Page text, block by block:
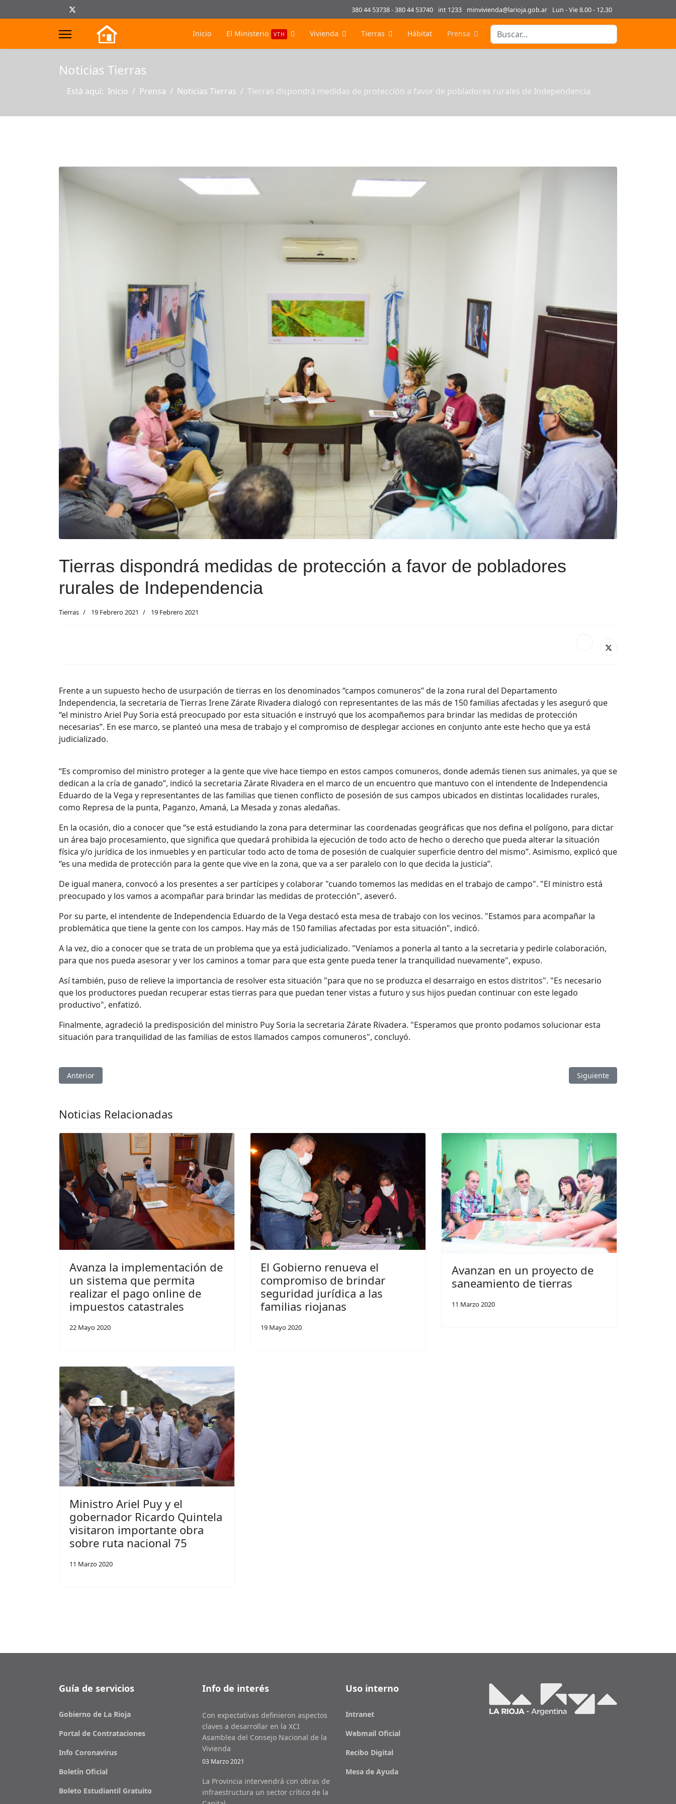
380 44 53738 - 380 44 53740 int 1233 minvivienda@larioja.gob.ar Lun - Vie 8.00 - 12.30
Inicio El Ministerio VTH Vivienda Tierras Hábitat Prensa
Buscar
Type 2 or more characters for results.
Noticias Tierras
Está aquí: Inicio Prensa Noticias Tierras Tierras dispondrá medidas de protección a favor de pobladores rurales de Independencia
Tierras dispondrá medidas de protección a favor de pobladores
rurales de Independencia
Tierras 19 Febrero 2021 19 Febrero 2021
Frente a un supuesto hecho de usurpación de tierras en los denominados “campos comuneros” de la zona rural del Departamento
Independencia, la secretaria de Tierras Irene Zárate Rivadera dialogó con representantes de las más de 150 familias afectadas y les aseguró que
“el ministro Ariel Puy Soria está preocupado por esta situación e instruyó que los acompañemos para brindar las medidas de protección
necesarias”. En ese marco, se planteó una mesa de trabajo y el compromiso de desplegar acciones en conjunto ante este hecho que ya está
judicializado.
“Es compromiso del ministro proteger a la gente que vive hace tiempo en estos campos comuneros, donde además tienen sus animales, ya que se
dedican a la cría de ganado”, indicó la secretaria Zárate Rivadera en el marco de un encuentro que mantuvo con el intendente de Independencia
Eduardo de la Vega y representantes de las familias que tienen conflicto de posesión de sus campos ubicados en distintas localidades rurales,
como Represa de la punta, Paganzo, Amaná, La Mesada y zonas aledañas.
En la ocasión, dio a conocer que “se está estudiando la zona para determinar las coordenadas geográficas que nos defina el polígono, para dictar
un área bajo procesamiento, que significa que quedará prohibida la ejecución de todo acto de hecho o derecho que pueda alterar la situación
física y/o jurídica de los inmuebles y en particular todo acto de toma de posesión de cualquier superficie dentro del mismo”. Asimismo, explicó que
“es una medida de protección para la gente que vive en la zona, que va a ser paralelo con lo que decida la justicia”.
De igual manera, convocó a los presentes a ser partícipes y colaborar "cuando tomemos las medidas en el trabajo de campo". "El ministro está
preocupado y los vamos a acompañar para brindar las medidas de protección", aseveró.
Por su parte, el intendente de Independencia Eduardo de la Vega destacó esta mesa de trabajo con los vecinos. "Estamos para acompañar la
problemática que tiene la gente con los campos. Hay más de 150 familias afectadas por esta situación", indicó.
A la vez, dio a conocer que se trata de un problema que ya está judicializado. "Veníamos a ponerla al tanto a la secretaria y pedirle colaboración,
para que nos pueda asesorar y ver los caminos a tomar para que esta gente pueda tener la tranquilidad nuevamente", expuso.
Así también, puso de relieve la importancia de resolver esta situación "para que no se produzca el desarraigo en estos distritos". "Es necesario
que los productores puedan recuperar estas tierras para que puedan tener vistas a futuro y sus hijos puedan continuar con este legado
productivo", enfatizó.
Finalmente, agradeció la predisposición del ministro Puy Soria la secretaria Zárate Rivadera. "Esperamos que pronto podamos solucionar esta
situación para tranquilidad de las familias de estos llamados campos comuneros", concluyó.
Artículo anterior: Tierras y Seguridad definieron avanzar en la ubicación de un complejo de formación policial
Anterior Artículo siguiente: Ante la
Siguiente
Noticias Relacionadas
Avanza la implementación de
un sistema que permita
realizar el pago online de
impuestos catastrales
22 Mayo 2020
El Gobierno renueva el
compromiso de brindar
seguridad jurídica a las
familias riojanas
19 Mayo 2020
Avanzan en un proyecto de
saneamiento de tierras
11 Marzo 2020
Ministro Ariel Puy y el
gobernador Ricardo Quintela
visitaron importante obra
sobre ruta nacional 75
11 Marzo 2020
Guía de servicios
Gobierno de La Rioja
Portal de Contrataciones
Info Coronavirus
Boletín Oficial
Boleto Estudiantil Gratuito
Info de interés
Con expectativas definieron aspectos
claves a desarrollar en la XCI
Asamblea del Consejo Nacional de la
Vivienda
03 Marzo 2021
La Provincia intervendrá con obras de
infraestructura un sector crítico de la
Uso interno
Intranet
Webmail Oficial
Recibo Digital
Mesa de Ayuda